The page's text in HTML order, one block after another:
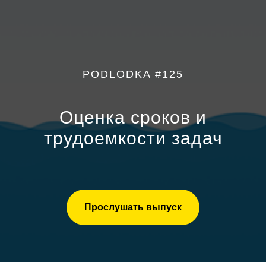
PODLODKA #125
Оценка сроков и
трудоемкости задач
Прослушать выпуск